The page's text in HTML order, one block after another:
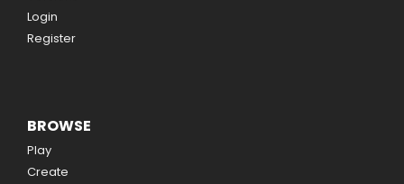
Login
Register
BROWSE
Play
Create